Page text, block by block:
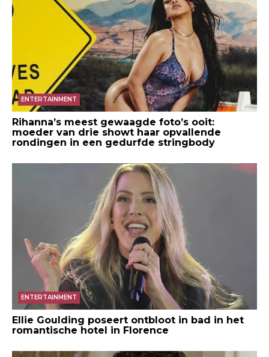
ENTERTAINMENT
Rihanna’s meest gewaagde foto’s ooit:
moeder van drie showt haar opvallende
rondingen in een gedurfde stringbody
ENTERTAINMENT
Ellie Goulding poseert ontbloot in bad in het
romantische hotel in Florence